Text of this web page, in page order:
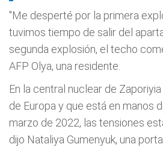
"Me desperté por la primera
tuvimos tiempo de salir del
segunda explosión, el techo
AFP Olya, una residente.
En la central nuclear de
de Europa y que está en manos
marzo de 2022, las tensiones
dijo Nataliya Gumenyuk, una